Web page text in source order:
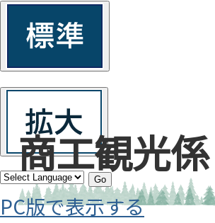
Go
PC版で表示する
商工観光係